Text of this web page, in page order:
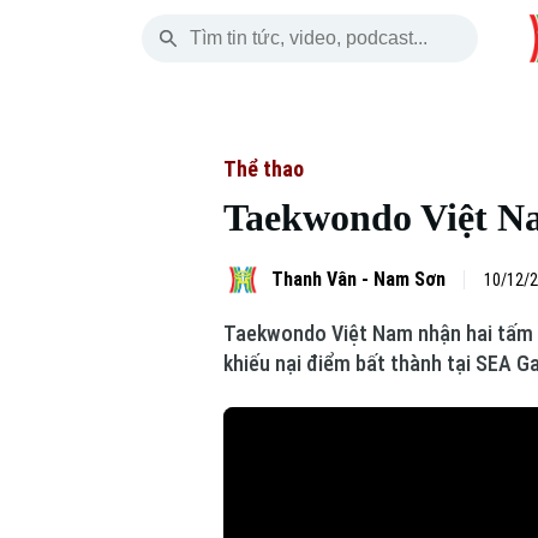
Chính trị
Xã hội
An ninh trật tự
Người Hà Nội
Khoảnh khắc Hà
Ẩm thực
Quân sự
Hồ sơ
Người
Thể thao
Taekwondo Việt
Thanh Vân - Nam Sơn 10/12/
Taekwondo Việt Nam nhận hai
khiếu nại điểm bất thành tại SEA